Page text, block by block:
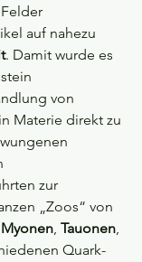
auf nahezu
. Damit wurde es
von
Materie direkt zu
zur
„Zoos“ von
Myonen, Tauonen,
Quark-